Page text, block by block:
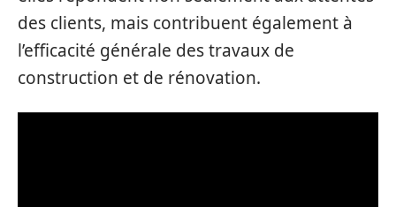
des clients, mais contribuent également à
l’efficacité générale des travaux de
construction et de rénovation.